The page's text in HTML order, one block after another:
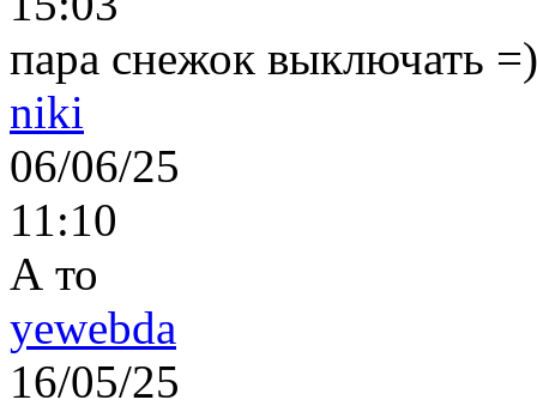
пара снежок выключать
niki
06/06/25
11:10
А то
yewebda
16/05/25